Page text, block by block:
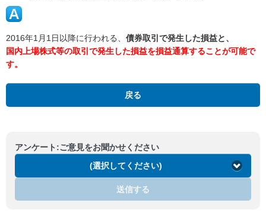
2016年1月1日以降に行われる、 債券取引で発生した損益と、
国内上場株式等の取引で発生した損益を損益通算することが可能で
す。
戻る
アンケート:ご意見をお聞かせください
(選択してください)
送信する